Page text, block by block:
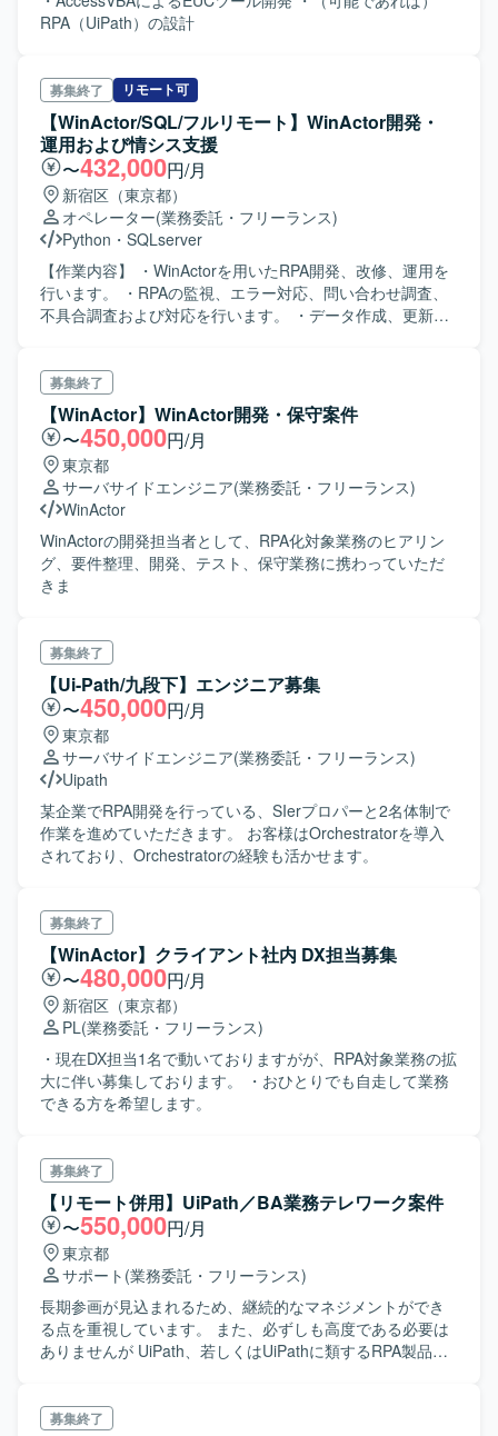
RPA（UiPath）の設計
募集終了 リモート可
【WinActor/SQL/フルリモート】WinActor開発・
運用および情シス支援
〜432,000円/月
新宿区（東京都）
オペレーター(業務委託・フリーランス)
Python ・ SQLserver
【作業内容】 ・WinActorを用いたRPA開発、改修、運用を
行います。 ・RPAの監視、エラー対応、問い合わせ調査、
不具合調査および対応を行います。 ・データ作成、更新、
朝の利用に向けたデータ抽出処理が正しく動作しているか
の監視を行います。 ・VBSおよびVBA、DOS、Pythonを用
いたツール作成やスクリプト改修を行います。 ・データ連
携処理の設計を行います。 ・マニュアルに基づいた各種定
型オペレーションを行います。 ・ユーザー対応および部門
間調整を行います。
募集終了
【WinActor】WinActor開発・保守案件
〜450,000円/月
東京都
サーバサイドエンジニア(業務委託・フリーランス)
WinActor
WinActorの開発担当者として、RPA化対象業務のヒアリン
グ、要件整理、開発、テスト、保守業務に携わっていただ
きま
募集終了
【Ui-Path/九段下】エンジニア募集
〜450,000円/月
東京都
サーバサイドエンジニア(業務委託・フリーランス)
Uipath
某企業でRPA開発を行っている、SIerプロパーと2名体制で
作業を進めていただきます。 お客様はOrchestratorを導入
されており、Orchestratorの経験も活かせます。
募集終了
【WinActor】クライアント社内 DX担当募集
〜480,000円/月
新宿区（東京都）
PL(業務委託・フリーランス)
・現在DX担当1名で動いておりますがが、RPA対象業務の拡
大に伴い募集しております。 ・おひとりでも自走して業務
できる方を希望します。
募集終了
【リモート併用】UiPath／BA業務テレワーク案件
〜550,000円/月
東京都
サポート (業務委託・フリーランス)
長期参画が見込まれるため、継続的なマネジメントができ
る点を重視しています。 また、必ずしも高度である必要は
ありませんが UiPath、若しくはUiPathに類するRPA製品の
募集終了